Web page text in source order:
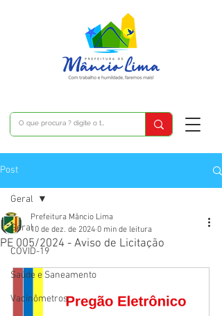
Post
Geral
COVID-19
Saúde e Saneamento
Vacinômetros
Geral
PE 005/2024 - Aviso de Licitação
Prefeitura Mâncio Lima
10 de dez. de 2024 0 min de leitura